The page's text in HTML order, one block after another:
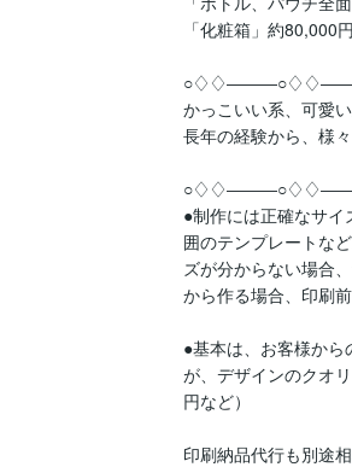
「化粧箱」約80,000
かっこいい系、可愛
長年の経験から、様
●制作には正確なサ
囲のテンプレートな
ズが分からない場合
から作る場合、印刷
●基本は、お客様か
が、デザインのクオ
円など）
印刷納品代行も別途相